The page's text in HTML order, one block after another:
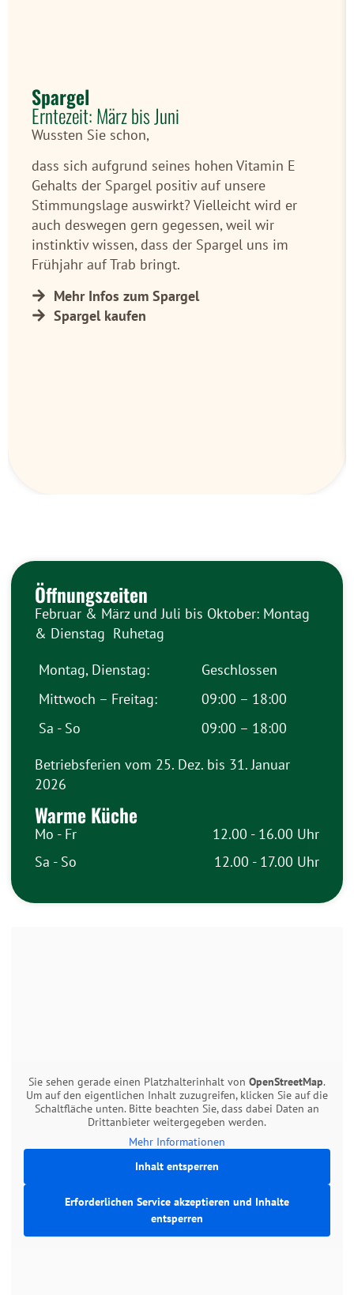
Spargel
Erntezeit: März bis Juni
Wussten Sie schon,
dass sich aufgrund seines hohen Vitamin E
Gehalts der Spargel positiv auf unsere
Stimmungslage auswirkt? Vielleicht wird er
auch deswegen gern gegessen, weil wir
instinktiv wissen, dass der Spargel uns im
Frühjahr auf Trab bringt.
Mehr Infos zum Spargel
Spargel kaufen
Sie sehen gerade einen Platzhalterinhalt von OpenStreetMap.
Um auf den eigentlichen Inhalt zuzugreifen, klicken Sie auf die
Schaltfläche unten. Bitte beachten Sie, dass dabei Daten an
Drittanbieter weitergegeben werden.
Mehr Informationen
Inhalt entsperren
Erforderlichen Service akzeptieren und Inhalte
entsperren
Öffnungszeiten
Februar & März und Juli bis Oktober: Montag
& Dienstag Ruhetag
Montag, Dienstag:
Geschlossen
Mittwoch – Freitag:
09:00 – 18:00
Sa - So
09:00 – 18:00
Betriebsferien vom 25. Dez. bis 31. Januar
2026
Warme Küche
Mo - Fr
12.00 - 16.00 Uhr
Sa - So
12.00 - 17.00 Uhr